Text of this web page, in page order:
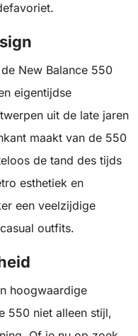
New Balance 550
eigentijdse
uit de late jaren
maakt van de 550
de tand des tijds
esthetiek en
een veelzijdige
outfits.
hoogwaardige
550 niet alleen stijl,